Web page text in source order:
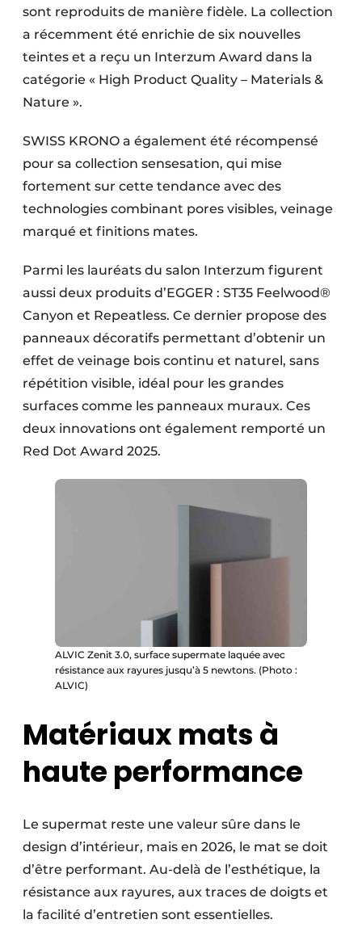
sont reproduits de manière fidèle. La collection
a récemment été enrichie de six nouvelles
teintes et a reçu un Interzum Award dans la
catégorie « High Product Quality – Materials &
Nature ».
SWISS KRONO a également été récompensé
pour sa collection sensesation, qui mise
fortement sur cette tendance avec des
technologies combinant pores visibles, veinage
marqué et finitions mates.
Parmi les lauréats du salon Interzum figurent
aussi deux produits d’EGGER : ST35 Feelwood®
Canyon et Repeatless. Ce dernier propose des
panneaux décoratifs permettant d’obtenir un
effet de veinage bois continu et naturel, sans
répétition visible, idéal pour les grandes
surfaces comme les panneaux muraux. Ces
deux innovations ont également remporté un
Red Dot Award 2025.
ALVIC Zenit 3.0, surface supermate laquée avec
résistance aux rayures jusqu’à 5 newtons. (Photo :
ALVIC)
Matériaux mats à
haute performance
Le supermat reste une valeur sûre dans le
design d’intérieur, mais en 2026, le mat se doit
d’être performant. Au-delà de l’esthétique, la
résistance aux rayures, aux traces de doigts et
la facilité d’entretien sont essentielles.